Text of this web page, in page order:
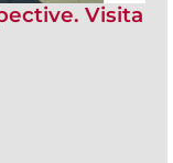
Visita